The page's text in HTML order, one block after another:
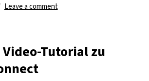
on
Leave a commenton
zu
Video-Tutorial zu